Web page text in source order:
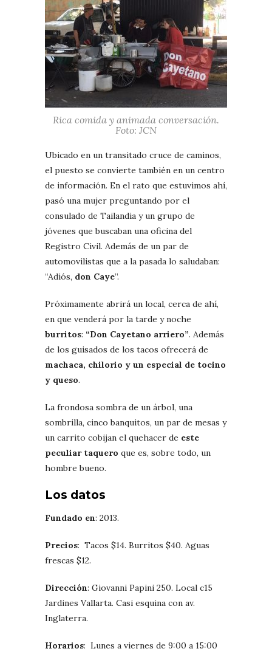
Rica comida y animada conversación.
Foto: JCN
Ubicado en un transitado cruce de caminos,
el puesto se convierte también en un centro
de información. En el rato que estuvimos ahí,
pasó una mujer preguntando por el
consulado de Tailandia y un grupo de
jóvenes que buscaban una oficina del
Registro Civil. Además de un par de
automovilistas que a la pasada lo saludaban:
“Adiós, don Caye”.
Próximamente abrirá un local, cerca de ahí,
en que venderá por la tarde y noche
burritos: “Don Cayetano arriero”. Además
de los guisados de los tacos ofrecerá de
machaca, chilorio y un especial de tocino
y queso.
La frondosa sombra de un árbol, una
sombrilla, cinco banquitos, un par de mesas y
un carrito cobijan el quehacer de este
peculiar taquero que es, sobre todo, un
hombre bueno.
Los datos
Fundado en: 2013.
Precios: Tacos $14. Burritos $40. Aguas
frescas $12.
Dirección: Giovanni Papini 250. Local c15
Jardines Vallarta. Casi esquina con av.
Inglaterra.
Horarios: Lunes a viernes de 9:00 a 15:00